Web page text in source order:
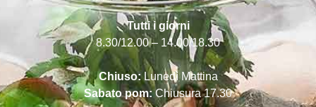
Tutti i giorni
8.30/12.00 – 14.00/18.30
Chiuso:Lunedì Mattina
Sabato pom:Chiusura 17.30